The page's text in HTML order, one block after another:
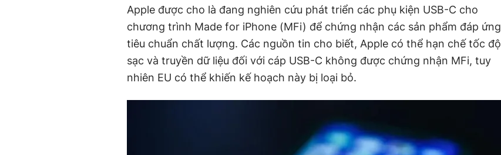
Apple được cho là đang nghiên cứu phát triển các phụ kiện USB-C cho
chương trình Made for iPhone (MFi) để chứng nhận các sản phẩm đáp ứng
tiêu chuẩn chất lượng. Các nguồn tin cho biết, Apple có thể hạn chế tốc độ
sạc và truyền dữ liệu đối với cáp USB-C không được chứng nhận MFi, tuy
nhiên EU có thể khiến kế hoạch này bị loại bỏ.